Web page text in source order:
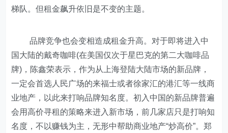
梯队。但租金飙升依旧是不变的主题。
品牌竞争也会变相造成租金升高。对于即将进入中
国大陆的戴奇咖啡(在美国仅次于星巴克的第二大咖啡品
牌)，陈鑫荣表示，作为从上海登陆大陆市场的新品牌，
一定会首选人民广场的来福士或者徐家汇的港汇等一线商
业地产，以此来打响品牌知名度。初入中国的新品牌普遍
会用高价寻租的策略来进入新市场，前几家店只是打响知
名度，不以赚钱为主，无形中帮助商业地产“炒高价”。郑